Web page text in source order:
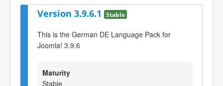
Version 3.9.6.1 Stable
This is the German DE Language Pack for
Joomla! 3.9.6
Maturity
Stable